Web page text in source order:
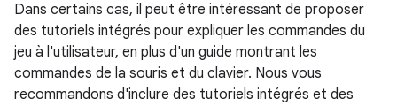
Dans certains cas, il peut être intéressant de proposer
des tutoriels intégrés pour expliquer les commandes du
jeu à l'utilisateur, en plus d'un guide montrant les
commandes de la souris et du clavier. Nous vous
recommandons d'inclure des tutoriels intégrés et des